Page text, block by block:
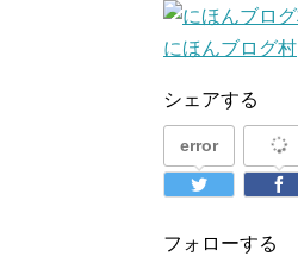
にほんブログ村
シェアする
error
フォローする